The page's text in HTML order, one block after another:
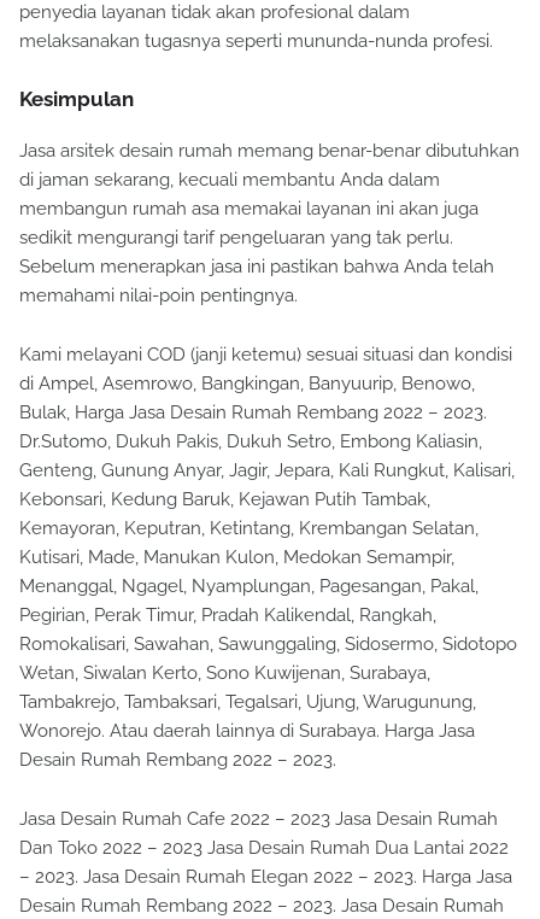
penyedia layanan tidak akan profesional dalam
melaksanakan tugasnya seperti mununda-nunda profesi.
Kesimpulan
Jasa arsitek desain rumah memang benar-benar dibutuhkan
di jaman sekarang, kecuali membantu Anda dalam
membangun rumah asa memakai layanan ini akan juga
sedikit mengurangi tarif pengeluaran yang tak perlu.
Sebelum menerapkan jasa ini pastikan bahwa Anda telah
memahami nilai-poin pentingnya.
Kami melayani COD (janji ketemu) sesuai situasi dan kondisi
di Ampel, Asemrowo, Bangkingan, Banyuurip, Benowo,
Bulak, Harga Jasa Desain Rumah Rembang 2022 – 2023.
Dr.Sutomo, Dukuh Pakis, Dukuh Setro, Embong Kaliasin,
Genteng, Gunung Anyar, Jagir, Jepara, Kali Rungkut, Kalisari,
Kebonsari, Kedung Baruk, Kejawan Putih Tambak,
Kemayoran, Keputran, Ketintang, Krembangan Selatan,
Kutisari, Made, Manukan Kulon, Medokan Semampir,
Menanggal, Ngagel, Nyamplungan, Pagesangan, Pakal,
Pegirian, Perak Timur, Pradah Kalikendal, Rangkah,
Romokalisari, Sawahan, Sawunggaling, Sidosermo, Sidotopo
Wetan, Siwalan Kerto, Sono Kuwijenan, Surabaya,
Tambakrejo, Tambaksari, Tegalsari, Ujung, Warugunung,
Wonorejo. Atau daerah lainnya di Surabaya. Harga Jasa
Desain Rumah Rembang 2022 – 2023.
Jasa Desain Rumah Cafe 2022 – 2023 Jasa Desain Rumah
Dan Toko 2022 – 2023 Jasa Desain Rumah Dua Lantai 2022
– 2023. Jasa Desain Rumah Elegan 2022 – 2023. Harga Jasa
Desain Rumah Rembang 2022 – 2023. Jasa Desain Rumah